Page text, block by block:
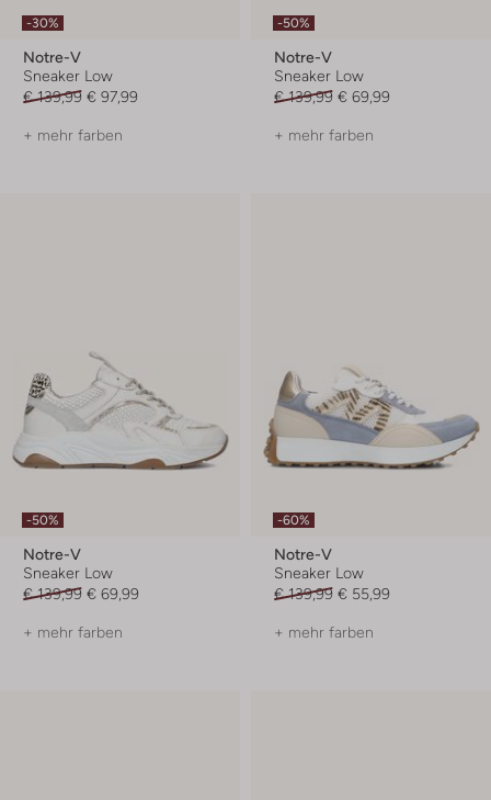
-30%
Notre-V
Sneaker Low
€ 139,99 € 97,99
+ mehr farben
-50%
Notre-V
Sneaker Low
€ 139,99 € 69,99
+ mehr farben
-50%
Notre-V
Sneaker Low
€ 139,99 € 69,99
+ mehr farben
-60%
Notre-V
Sneaker Low
€ 139,99 € 55,99
+ mehr farben